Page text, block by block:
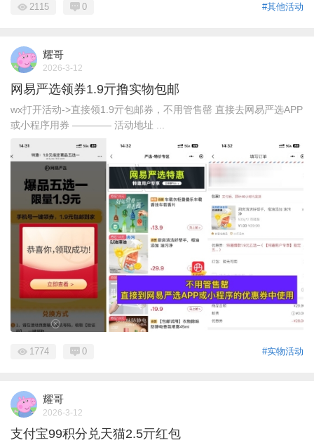
#其他活动
2115 0
耀哥
2026-3-12
网易严选领券1.9亓撸实物包邮
wx打开活动->直接领1.9亓包邮券，不用管售罄 直接去网易严选APP
或小程序用券 ———— 活动地址 ...
#实物活动
1774 0
耀哥
2026-3-12
支付宝99积分兑天猫2.5亓红包